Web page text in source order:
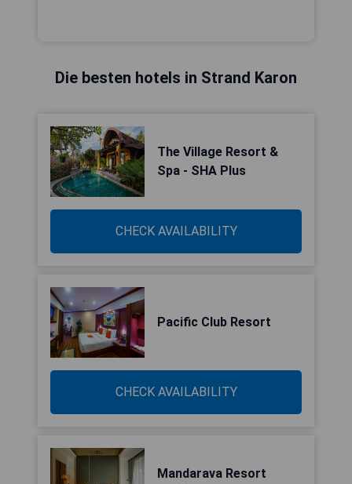
Die besten hotels in Strand Karon
The Village Resort &
Spa - SHA Plus
CHECK AVAILABILITY
Pacific Club Resort
CHECK AVAILABILITY
Mandarava Resort